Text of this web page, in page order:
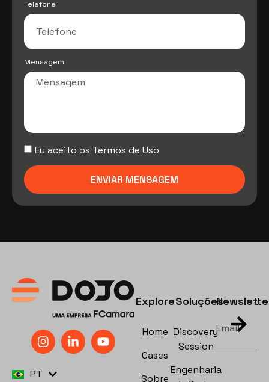
Telefone
Mensagem
Eu aceito os Termos de Uso
ENVIAR MENSAGEM
PT
ES
Explore
Home
Cases
Sobre
Soluções
Discovery
Session
Engenharia